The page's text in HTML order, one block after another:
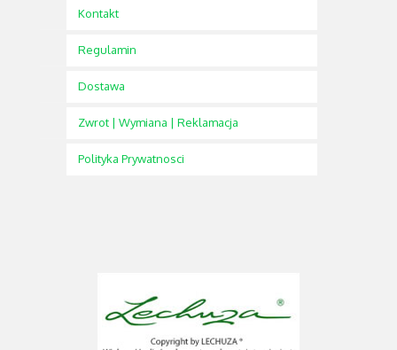
Kontakt
Regulamin
Dostawa
Zwrot | Wymiana | Reklamacja
Polityka Prywatnosci